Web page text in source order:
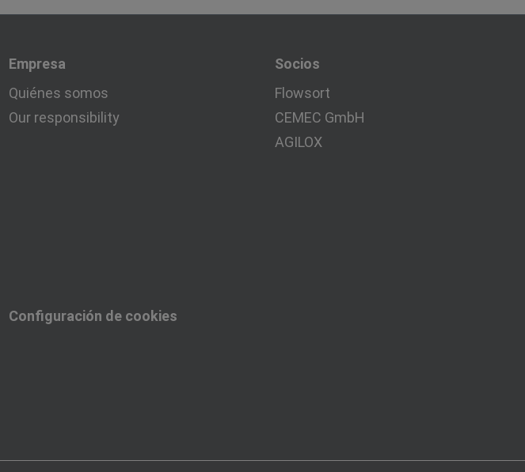
Empresa
Quiénes somos
Our responsibility
Socios
Flowsort
CEMEC GmbH
AGILOX
Configuración de cookies